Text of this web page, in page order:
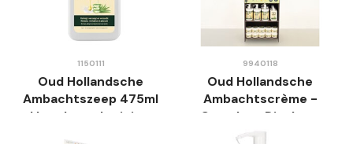
1150111
Oud Hollandsche
Ambachtszeep 475ml
| handzeep | reinigt,
9940118
Oud Hollandsche
Ambachtscrème -
Complete Display -
Op Aanvraag